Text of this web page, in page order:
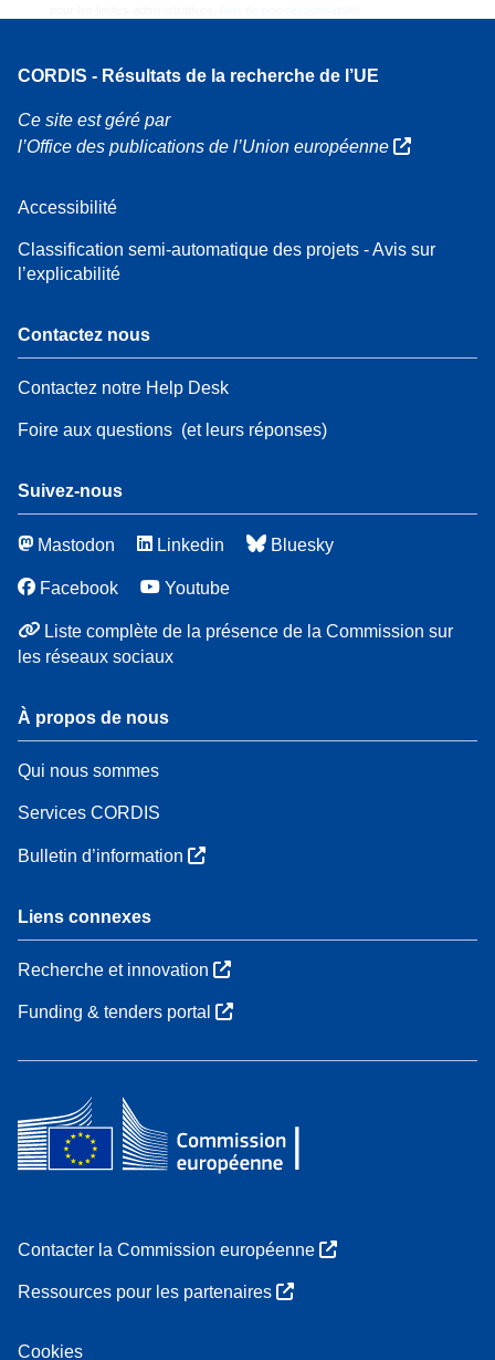
CORDIS - Résultats de la recherche de l’UE
Ce site est géré par
l’Office des publications de l’Union européenne
Accessibilité
Classification semi-automatique des projets - Avis sur
l’explicabilité
Contactez nous
Contactez notre Help Desk
Foire aux questions (et leurs réponses)
Suivez-nous
Mastodon Linkedin Bluesky
Facebook Youtube
Liste complète de la présence de la Commission sur
les réseaux sociaux
À propos de nous
Qui nous sommes
Services CORDIS
Bulletin d’information
Liens connexes
Recherche et innovation
Funding & tenders portal
Contacter la Commission européenne
Ressources pour les partenaires
Cookies